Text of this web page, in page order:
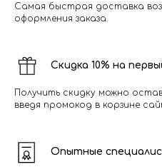
Самая быстрая доставка
оформления заказа.
Скидка 10% на
Получить скидку можно
введя промокод в корзине
Опытные